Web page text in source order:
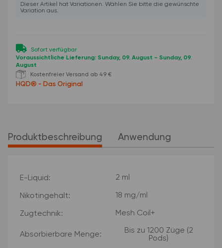
Sofort verfügbar
Voraussichtliche Lieferung: Sunday, 09. August - Sunday, 09.
August
Kostenfreier Versand ab 49 €
xDieser Artikel hat Variationen. Wählen Sie bitte die gewünschte
Variation aus.
Produktbeschreibung Anwendung
Produkteigenschaft
Wert
E-Liquid: 2 ml
Nikotingehalt: 18 mg/ml
Zugtechnik: Mesh Coil+
Absorbierbare Menge:
Bis zu 1200 Züge (2
Pods)